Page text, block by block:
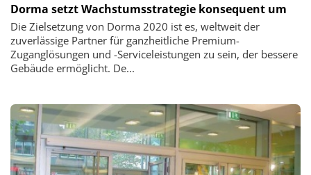
Dorma setzt Wachstumsstrategie konsequent um
Die Zielsetzung von Dorma 2020 ist es, weltweit der
zuverlässige Partner für ganzheitliche Premium-
Zuganglösungen und -Serviceleistungen zu sein, der bessere
Gebäude ermöglicht. De...